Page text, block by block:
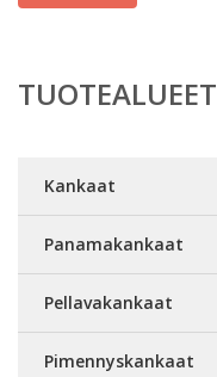
TUOTEALUEET
Kankaat
Panamakankaat
Pellavakankaat
Pimennyskankaat